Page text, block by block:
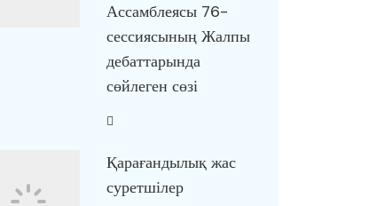
Ассамблеясы 76-
сессиясының Жалпы
дебаттарында
сөйлеген сөзі
Қарағандылық жас
суретшілер